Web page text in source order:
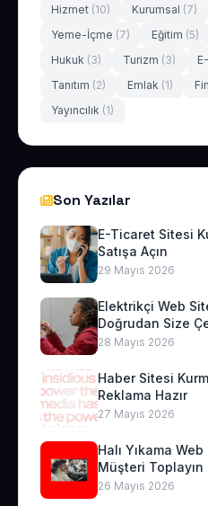
Hizmet (10) Kurumsal (7)
Yeme-İçme (7) Eğitim (5)
Hukuk (3) Turizm (3)
Tanıtım (2) Emlak (1)
Yayıncılık (1)
Son Yazılar
E-Ticaret Sitesi
Satışa Açın
29 Mayıs 2026
Elektrikçi Web
Doğrudan Size
28 Mayıs 2026
Haber Sitesi
Reklama Hazır
27 Mayıs 2026
Halı Yıkama
Müşteri Toplayın
26 Mayıs 2026